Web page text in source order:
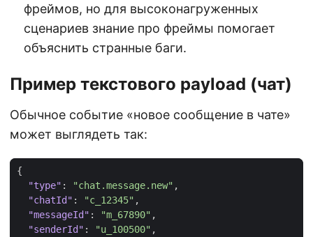
фреймов, но для высоконагруженных
сценариев знание про фреймы помогает
объяснить странные баги.
Пример текстового payload (чат)
Обычное событие «новое сообщение в чате»
может выглядеть так:
{
"type" : "chat.message.new" ,
"chatId" : "c_12345" ,
"messageId" : "m_67890" ,
"senderId" : "u_100500" ,